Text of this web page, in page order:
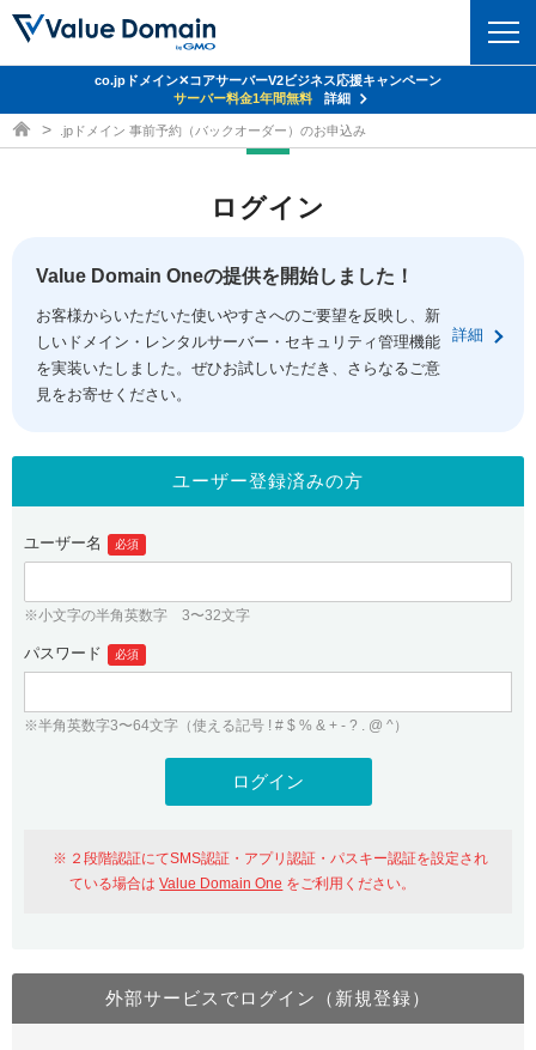
ドメイントップ
ドメイン移管
ドメイン価格一覧
ドメイン一括検索
.jpドメインオークション
gTLDオークション NEW!
.jpドメインバックオーダー
プレミアムドメイン
人気ドメインの種類
WHOIS検索
コアサーバー
バリューサーバー
XREA
セキュリティトップ
Value Domain ネットde診断
SSL証明書
サービストップ
お得意様割引
紹介制度
バリュードメインAPI
ドメイン・ホスティングOEM
facebook
ログイン
従来のバリュードメインをご利用希望の方
Value Domainにログイン
おすすめ One レンタルサーバーを含む最新の機能を使う方
Value Domain Oneにログイン
ユーザー登録
co.jpドメイン✕コアサーバーV2ビジネス応援キャンペーン
サーバー料金1年間無料
詳細
ドメイン取得ならバリュードメイン
.jpドメイン 事前予約（バックオーダー）のお申込み
ログイン
Value Domain Oneの提供を開始しました！
お客様からいただいた使いやすさへのご要望を反映し、新
しいドメイン・レンタルサーバー・セキュリティ管理機能
を実装いたしました。ぜひお試しいただき、さらなるご意
見をお寄せください。
詳細
ユーザー登録済みの方
ユーザー名 必須
※小文字の半角英数字 3〜32文字
パスワード 必須
※半角英数字3〜64文字（使える記号 ! # $ % & + - ? . @ ^）
２段階認証にてSMS認証・アプリ認証・パスキー認証を設定され
ている場合はValue Domain One をご利用ください。
外部サービスでログイン（新規登録）